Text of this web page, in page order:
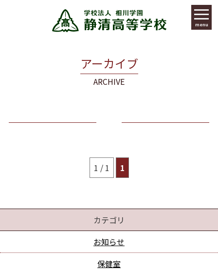
menu
アーカイブ
ARCHIVE
1 / 1 1
カテゴリ
お知らせ
保健室